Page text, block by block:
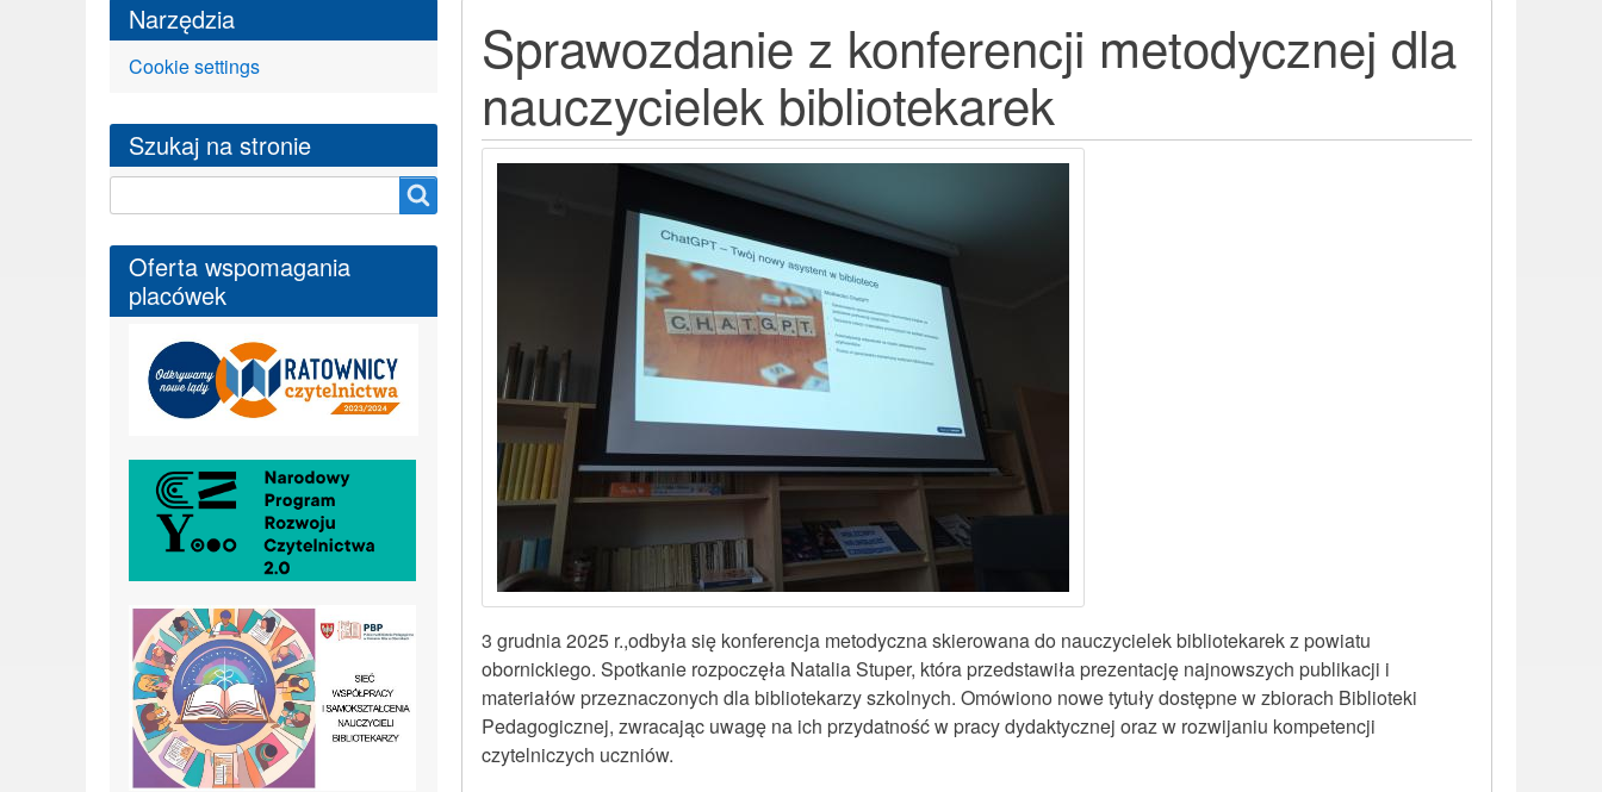
Sprawozdanie z konferencji metodycznej dla
nauczycielek bibliotekarek
3 grudnia 2025 r.,odbyła się konferencja metodyczna skierowana do nauczycielek bibliotekarek z powiatu
obornickiego. Spotkanie rozpoczęła Natalia Stuper, która przedstawiła prezentację najnowszych publikacji i
materiałów przeznaczonych dla bibliotekarzy szkolnych. Omówiono nowe tytuły dostępne w zbiorach Biblioteki
Pedagogicznej, zwracając uwagę na ich przydatność w pracy dydaktycznej oraz w rozwijaniu kompetencji
czytelniczych uczniów.
Narzędzia
Cookie settings
Szukaj na stronie
Oferta wspomagania
placówek